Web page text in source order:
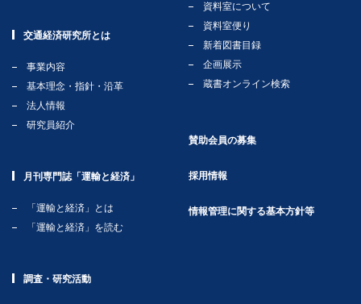
交通経済研究所とは
事業内容
基本理念・指針・沿革
法人情報
研究員紹介
月刊専門誌「運輸と経済」
「運輸と経済」とは
「運輸と経済」を読む
調査・研究活動
資料室について
資料室便り
新着図書目録
企画展示
蔵書オンライン検索
賛助会員の募集
採用情報
情報管理に関する基本方針等